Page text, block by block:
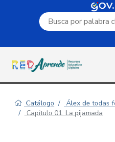
Campo de búsqueda
Catálogo
Álex de todas
Capítulo 01: La pijamada